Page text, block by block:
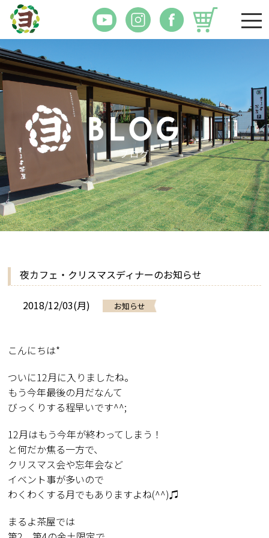
夜カフェ・クリスマスディナーのお知らせ
2018/12/03(月) お知らせ
こんにちは*
ついに12月に入りましたね。
もう今年最後の月だなんて
びっくりする程早いです^^;
12月はもう今年が終わってしまう！
と何だか焦る一方で、
クリスマス会や忘年会など
イベント事が多いので
わくわくする月でもありますよね(^^)♫
まるよ茶屋では